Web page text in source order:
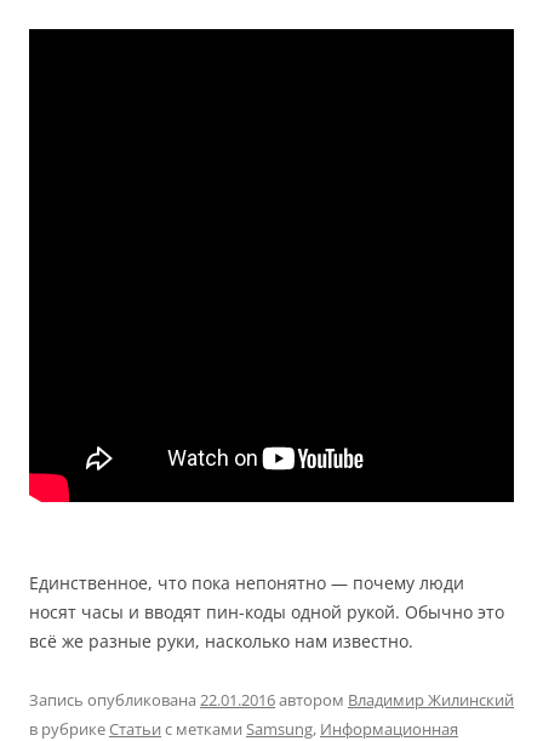
Единственное, что пока непонятно — почему люди
носят часы и вводят пин-коды одной рукой. Обычно это
всё же разные руки, насколько нам известно.
Запись опубликована 22.01.2016автором Владимир Жилинский
в рубрикеСтатьи с метками Samsung, Информационная